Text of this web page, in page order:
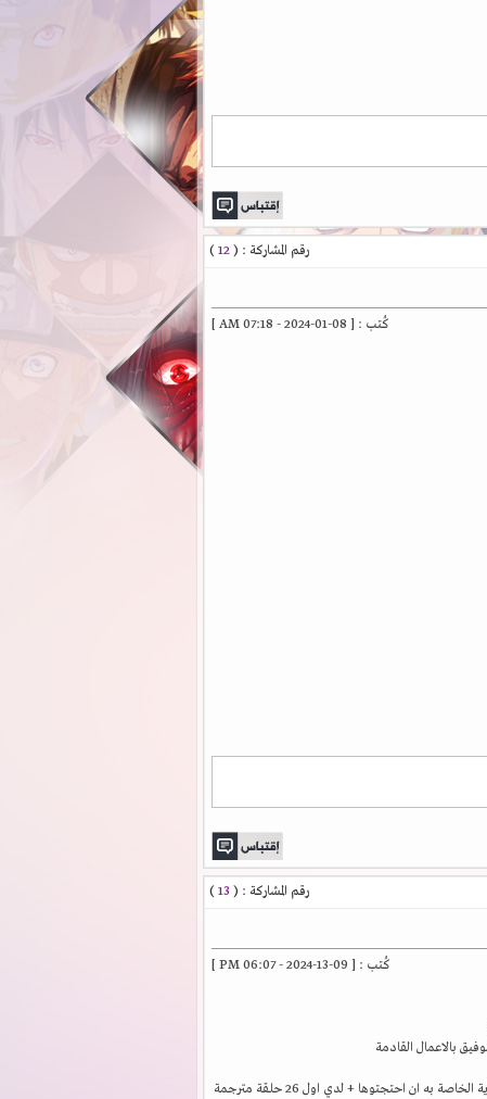
رقم المشاركة : (12
)
كُتب : [ 08-01-2024 - 07:18 AM ]
رقم المشاركة : ( 13
)
كُتب : [ 09-13-2024 - 06:07 PM ]
ودي اقترح اذا ممكن اكمال ترجمة انمي Golgo 13 ، علما بأنه يوجد لدي الخام + ملفات الترجمة الانجليزية الخاصة به ان احتجتوها + لدي اول 26 حلقة مترجمة